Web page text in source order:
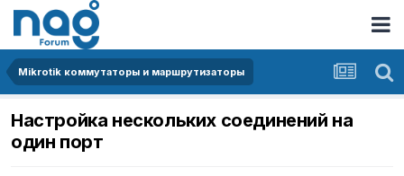
Mikrotik коммутаторы и маршрутизаторы
Настройка нескольких соединений на
один порт